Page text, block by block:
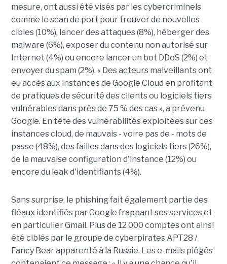
mesure, ont aussi été visés par les cybercriminels
comme le scan de port pour trouver de nouvelles
cibles (10%), lancer des attaques (8%), héberger des
malware (6%), exposer du contenu non autorisé sur
Internet (4%) ou encore lancer un bot DDoS (2%) et
envoyer du spam (2%). « Des acteurs malveillants ont
eu accès aux instances de Google Cloud en profitant
de pratiques de sécurité des clients ou logiciels tiers
vulnérables dans près de 75 % des cas », a prévenu
Google. En tête des vulnérabilités exploitées sur ces
instances cloud, de mauvais - voire pas de - mots de
passe (48%), des failles dans des logiciels tiers (26%),
de la mauvaise configuration d'instance (12%) ou
encore du leak d'identifiants (4%).
Sans surprise, le phishing fait également partie des
fléaux identifiés par Google frappant ses services et
en particulier Gmail. Plus de 12 000 comptes ont ainsi
été ciblés par le groupe de cyberpirates APT28 /
Fancy Bear apparenté à la Russie. Les e-mails piégés